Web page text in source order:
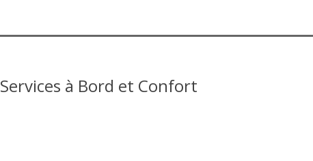
Services à Bord et Confort